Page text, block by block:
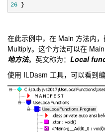
26 }
在此示例中，在 Main 方法内
Multiply。这个方法可以在
地方法。英文称为： Local
使用 ILDasm 工具，可以看到